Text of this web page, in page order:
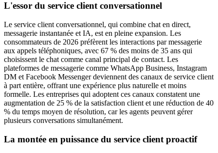
L'essor du service client conversationnel
Le service client conversationnel, qui combine chat en direct,
messagerie instantanée et IA, est en pleine expansion. Les
consommateurs de 2026 préfèrent les interactions par messagerie
aux appels téléphoniques, avec 67 % des moins de 35 ans qui
choisissent le chat comme canal principal de contact. Les
plateformes de messagerie comme WhatsApp Business, Instagram
DM et Facebook Messenger deviennent des canaux de service client
à part entière, offrant une expérience plus naturelle et moins
formelle. Les entreprises qui adoptent ces canaux constatent une
augmentation de 25 % de la satisfaction client et une réduction de 40
% du temps moyen de résolution, car les agents peuvent gérer
plusieurs conversations simultanément.
La montée en puissance du service client proactif